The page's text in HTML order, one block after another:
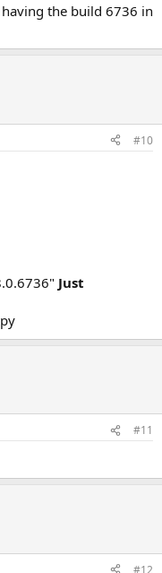
the build 6736 in
#10
Just
#11
#12